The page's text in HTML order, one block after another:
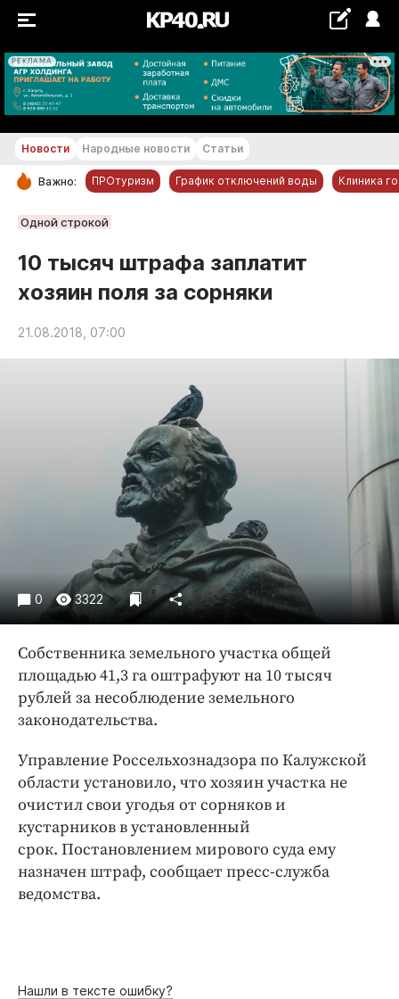
РЕКЛАМА
+25...+26 °С
РУБРИКИ
Новости компаний
Статьи
Народные новости
Авто и транспорт
Недвижимость и ЖКХ
Образование
Общество
Праздники
Происшествия
Спорт
Экономика и бизнес
ПРОЕКТЫ
Блоги
Издания
Медиаперсона
Интересное чтиво
Клиника года
Бренд года
Работодатель года
Новости Народные новости Статьи
Важно: ПРОтуризм График отключений воды Клиника
Одной строкой
10 тысяч штрафа заплатит
хозяин поля за сорняки
21.08.2018, 07:00
0 3322
Собственника земельного участка общей
площадью 41,3 га оштрафуют на 10 тысяч
рублей за несоблюдение земельного
законодательства.
Управление Россельхознадзора по Калужской
области установило, что хозяин участка не
очистил свои угодья от сорняков и
кустарников в установленный
срок. Постановлением мирового суда ему
назначен штраф, сообщает пресс-служба
ведомства.
Нашли в тексте ошибку?